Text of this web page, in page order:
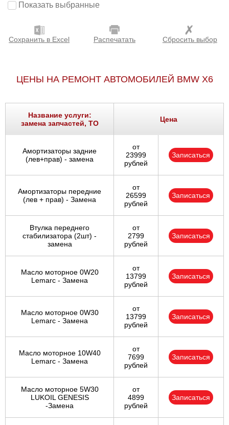
Показать выбранные
Сохранить в Excel Распечатать Сбросить выбор
ЦЕНЫ НА РЕМОНТ АВТОМОБИЛЕЙ BMW X6
Название услуги:
замена запчастей, ТО
Цена
Амортизаторы задние
(лев+прав) - замена
от
23999
рублей
Записаться
Амортизаторы передние
(лев + прав) - Замена
от
26599
рублей
Записаться
Втулка переднего
стабилизатора (2шт) -
замена
от
2799
рублей
Записаться
Масло моторное 0W20
Lemarc - Замена
от
13799
рублей
Записаться
Масло моторное 0W30
Lemarc - Замена
от
13799
рублей
Записаться
Масло моторное 10W40
Lemarc - Замена
от
7699
рублей
Записаться
Масло моторное 5W30
LUKOIL GENESIS
-Замена
от
4899
рублей
Записаться